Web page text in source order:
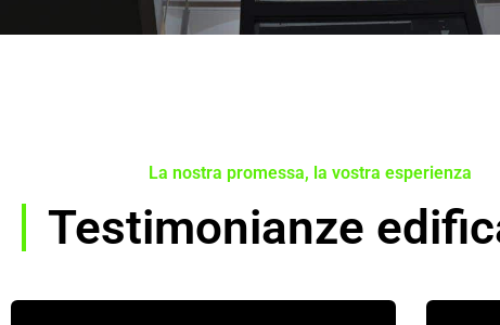
La nostra promessa, la vostra esperienza
Testimonianze